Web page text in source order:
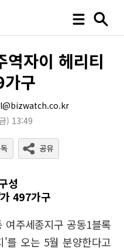
자이 헤리티
구
) 13:49
성
497가구
여주세종지구 공동1블록
'를 오는 5월 분양한다고